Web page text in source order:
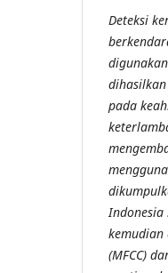
Deteksi
pada
Indonesia
kemudian
(MFCC)